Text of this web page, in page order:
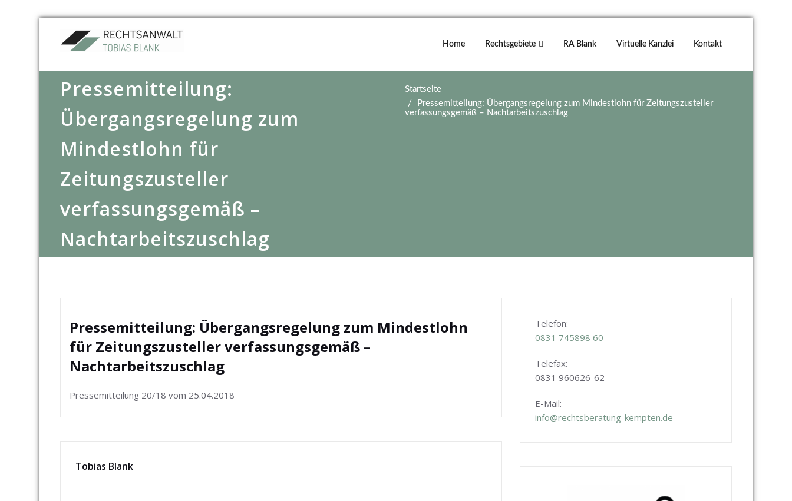
Home Rechtsgebiete RA Blank Virtuelle Kanzlei Kontakt
Pressemitteilung:
Übergangsregelung zum
Mindestlohn für
Zeitungszusteller
verfassungsgemäß –
Nachtarbeitszuschlag
Startseite
Pressemitteilung: Übergangsregelung zum Mindestlohn für Zeitungszusteller
verfassungsgemäß – Nachtarbeitszuschlag
Pressemitteilung: Übergangsregelung zum Mindestlohn
für Zeitungszusteller verfassungsgemäß –
Nachtarbeitszuschlag
Pressemitteilung 20/18 vom 25.04.2018
Tobias Blank
Telefon:
0831 745898 60
Telefax:
0831 960626-62
E-Mail:
info@rechtsberatung-kempten.de